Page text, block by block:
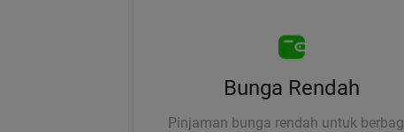
Bunga Rendah
Pinjaman bunga rendah untuk